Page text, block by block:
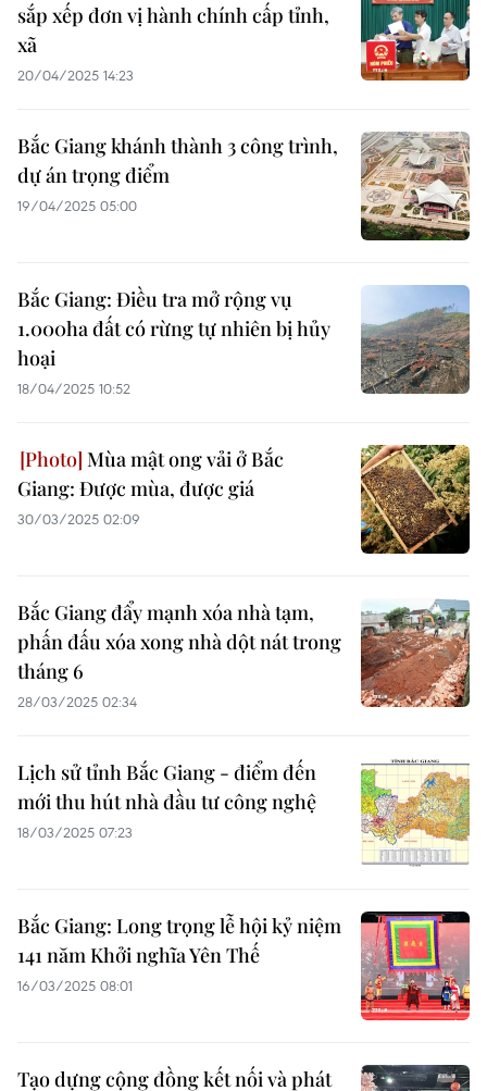
sắp xếp đơn vị hành chính cấp tỉnh,
xã
20/04/2025 14:23
Bắc Giang khánh thành 3 công trình,
dự án trọng điểm
19/04/2025 05:00
Bắc Giang: Điều tra mở rộng vụ
1.000ha đất có rừng tự nhiên bị hủy
hoại
18/04/2025 10:52
Mùa mật ong vải ở Bắc
Giang: Được mùa, được giá
30/03/2025 02:09
Bắc Giang đẩy mạnh xóa nhà tạm,
phấn đấu xóa xong nhà dột nát trong
tháng 6
28/03/2025 02:34
Lịch sử tỉnh Bắc Giang - điểm đến
mới thu hút nhà đầu tư công nghệ
18/03/2025 07:23
Bắc Giang: Long trọng lễ hội kỷ niệm
141 năm Khởi nghĩa Yên Thế
16/03/2025 08:01
Tạo dựng cộng đồng kết nối và phát